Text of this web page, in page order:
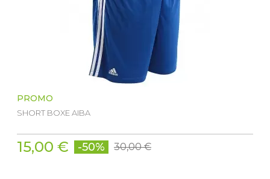
PROMO
SHORT BOXE AIBA
15,00 € -50% 30,00 €